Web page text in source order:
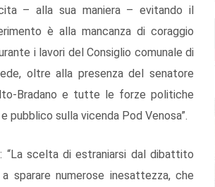
– alla sua maniera – evitando il
è alla mancanza di coraggio
i lavori del Consiglio comunale di
oltre alla presenza del senatore
Bradano e tutte le forze politiche
sulla vicenda Pod Venosa”.
“La scelta di estraniarsi dal dibattito
sparare numerose inesattezza, che